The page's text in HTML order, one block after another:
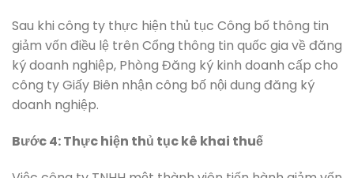
Sau khi công ty thực hiện thủ tục Công bố thông tin
giảm vốn điều lệ trên Cổng thông tin quốc gia về đăng
ký doanh nghiệp, Phòng Đăng ký kinh doanh cấp cho
công ty Giấy Biên nhận công bố nội dung đăng ký
doanh nghiệp.
Bước 4: Thực hiện thủ tục kê khai thuế